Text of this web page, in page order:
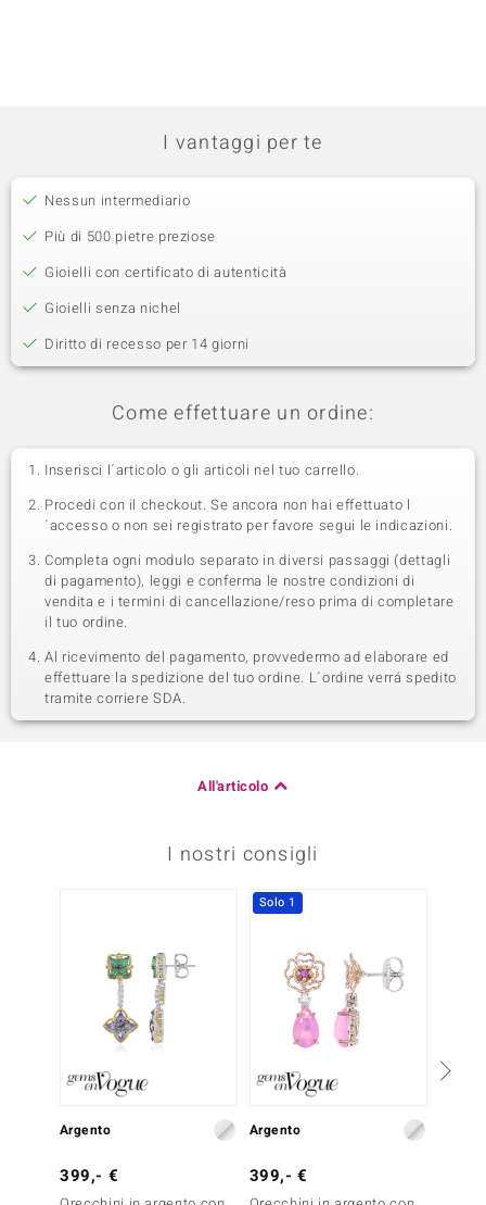
I vantaggi per te
Nessun intermediario
Più di 500 pietre preziose
Gioielli con certificato di autenticità
Gioielli senza nichel
Diritto di recesso per 14 giorni
Come effettuare un ordine:
Inserisci l´articolo o gli articoli nel tuo carrello.
Procedi con il checkout. Se ancora non hai effettuato l
´accesso o non sei registrato per favore segui le indicazioni.
Completa ogni modulo separato in diversi passaggi (dettagli
di pagamento), leggi e conferma le nostre condizioni di
vendita e i termini di cancellazione/reso prima di completare
il tuo ordine.
Al ricevimento del pagamento, provvedermo ad elaborare ed
effettuare la spedizione del tuo ordine. L´ordine verrá spedito
tramite corriere SDA.
All'articolo
I nostri consigli
Argento
399,- €
Solo 1
Argento
399,- €